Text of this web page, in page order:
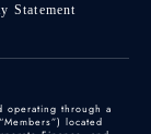
Statement
operating through a
located